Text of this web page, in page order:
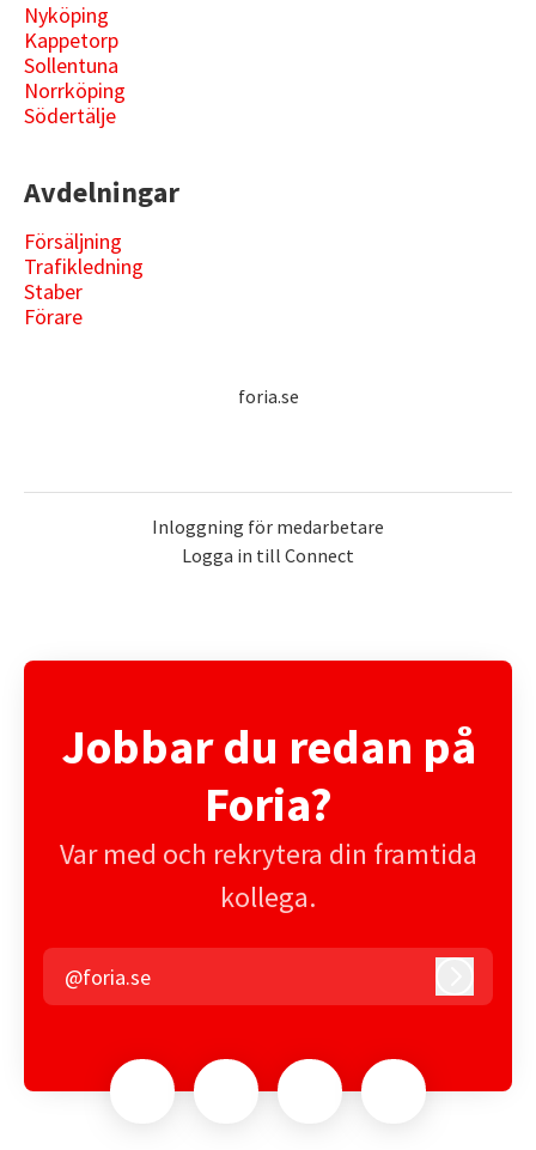
Nyköping
Kappetorp
Sollentuna
Norrköping
Södertälje
Avdelningar
Försäljning
Trafikledning
Staber
Förare
foria.se
Inloggning för medarbetare
Logga in till Connect
Jobbar du redan på
Foria?
Var med och rekrytera din framtida
kollega.
@foria.se